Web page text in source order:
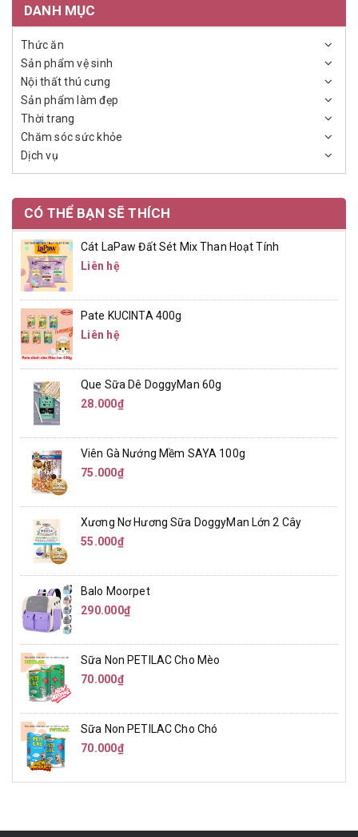
DANH MỤC
Thức ăn
Sản phẩm vệ sinh
Nội thất thú cưng
Sản phẩm làm đẹp
Thời trang
Chăm sóc sức khỏe
Dịch vụ
CÓ THỂ BẠN SẼ THÍCH
Cát LaPaw Đất Sét Mix Than Hoạt Tính
Liên hệ
Pate KUCINTA 400g
Liên hệ
Que Sữa Dê DoggyMan 60g
28.000₫
Viên Gà Nướng Mềm SAYA 100g
75.000₫
Xương Nơ Hương Sữa DoggyMan Lớn 2 Cây
55.000₫
Balo Moorpet
290.000₫
Sữa Non PETILAC Cho Mèo
70.000₫
Sữa Non PETILAC Cho Chó
70.000₫